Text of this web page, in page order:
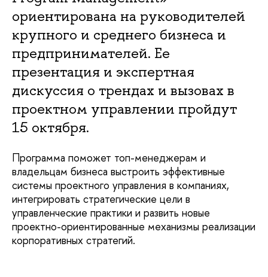
ориентирована на руководителей
крупного и среднего бизнеса и
предпринимателей. Ее
презентация и экспертная
дискуссия о трендах и вызовах в
проектном управлении пройдут
15 октября.
Программа поможет топ-менеджерам и
владельцам бизнеса выстроить эффективные
системы проектного управления в компаниях,
интегрировать стратегические цели в
управленческие практики и развить новые
проектно-ориентированные механизмы реализации
корпоративных стратегий.